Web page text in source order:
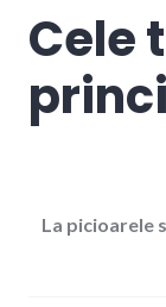
Cele
La picioarele